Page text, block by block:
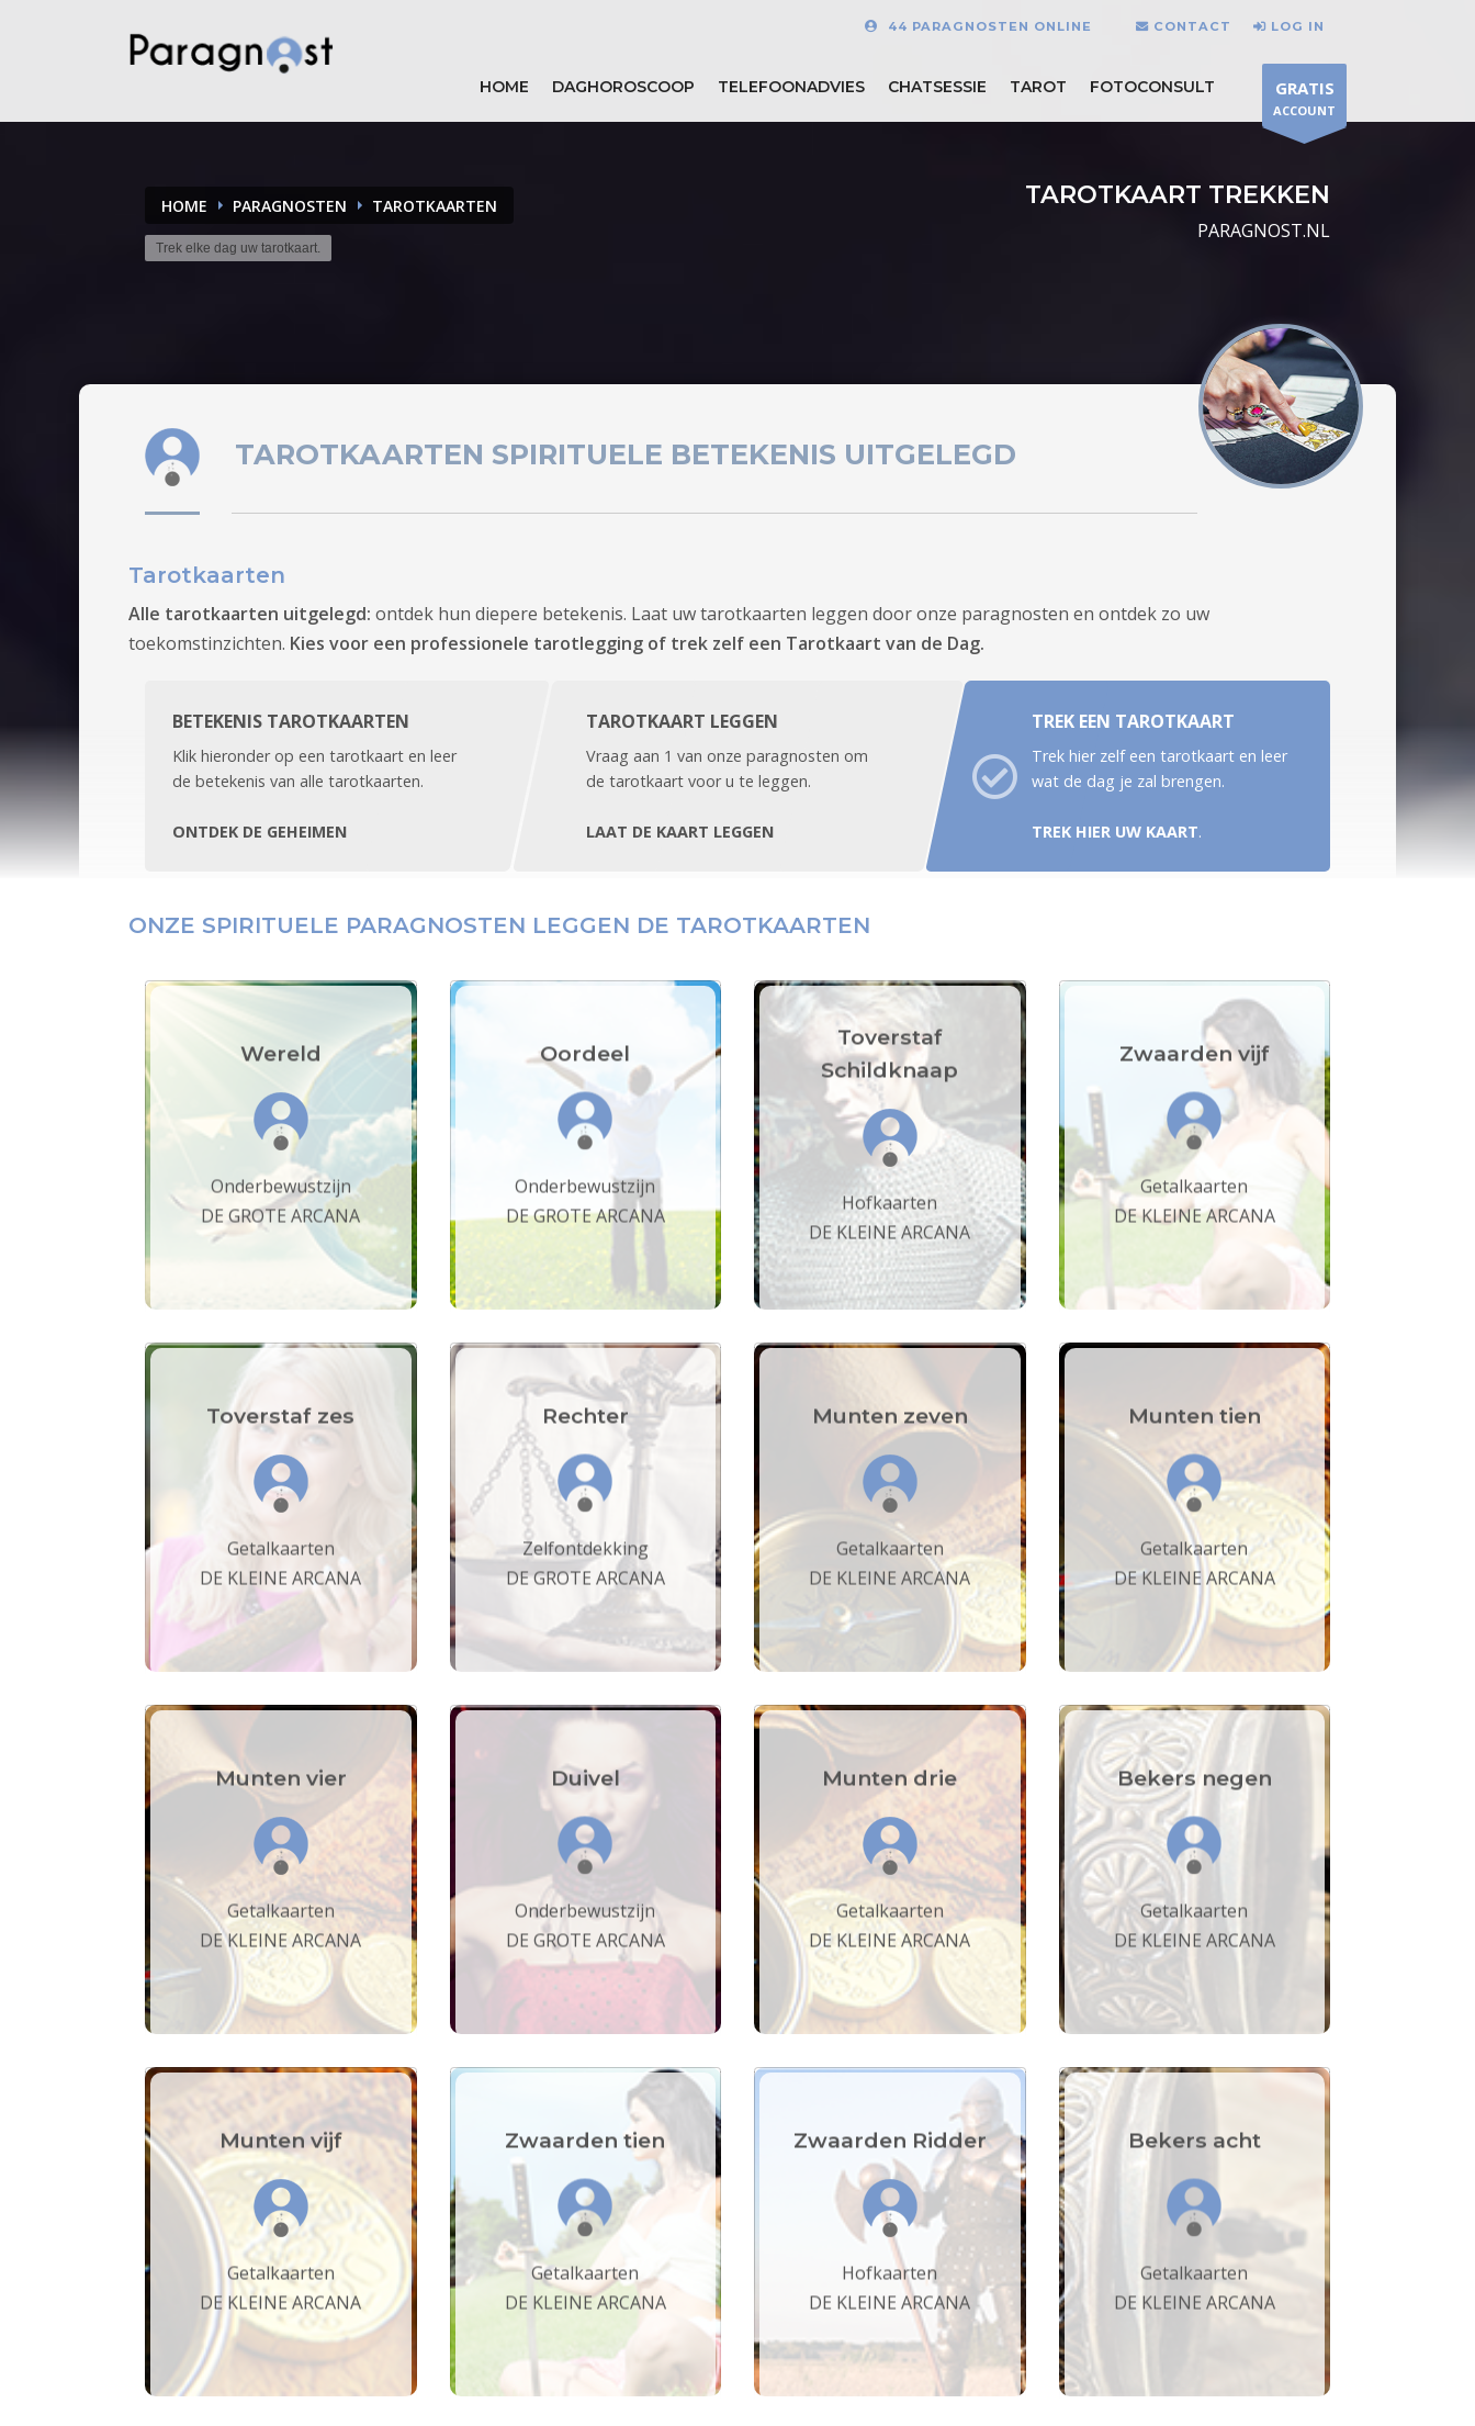
44 PARAGNOSTEN ONLINE CONTACT LOG IN
HOME DAGHOROSCOOP TELEFOONADVIES CHATSESSIE TAROT FOTOCONSULT GRATIS
ACCOUNT
HOME PARAGNOSTEN TAROTKAARTEN
Trek elke dag uw tarotkaart.
TAROTKAART TREKKEN
PARAGNOST.NL
TAROTKAARTEN SPIRITUELE BETEKENIS UITGELEGD
Tarotkaarten
Alle tarotkaarten uitgelegd: ontdek hun diepere betekenis. Laat uw tarotkaarten leggen door onze paragnosten en ontdek zo uw
toekomstinzichten. Kies voor een professionele tarotlegging of trek zelf een Tarotkaart van de Dag.
BETEKENIS TAROTKAARTEN
Klik hieronder op een tarotkaart en leer
de betekenis van alle tarotkaarten.
ONTDEK DE GEHEIMEN
TAROTKAART LEGGEN
Vraag aan 1 van onze paragnosten om
de tarotkaart voor u te leggen.
LAAT DE KAART LEGGEN
TREK EEN TAROTKAART
Trek hier zelf een tarotkaart en leer
wat de dag je zal brengen.
TREK HIER UW KAART.
ONZE SPIRITUELE PARAGNOSTEN LEGGEN DE TAROTKAARTEN
Wereld
Onderbewustzijn
DE GROTE ARCANA
Oordeel
Onderbewustzijn
DE GROTE ARCANA
Toverstaf
Schildknaap
Hofkaarten
DE KLEINE ARCANA
Zwaarden vijf
Getalkaarten
DE KLEINE ARCANA
Toverstaf zes
Getalkaarten
DE KLEINE ARCANA
Rechter
Zelfontdekking
DE GROTE ARCANA
Munten zeven
Getalkaarten
DE KLEINE ARCANA
Munten tien
Getalkaarten
DE KLEINE ARCANA
Munten vier
Getalkaarten
DE KLEINE ARCANA
Duivel
Onderbewustzijn
DE GROTE ARCANA
Munten drie
Getalkaarten
DE KLEINE ARCANA
Bekers negen
Getalkaarten
DE KLEINE ARCANA
Munten vijf
Getalkaarten
DE KLEINE ARCANA
Zwaarden tien
Getalkaarten
DE KLEINE ARCANA
Zwaarden Ridder
Hofkaarten
DE KLEINE ARCANA
Bekers acht
Getalkaarten
DE KLEINE ARCANA